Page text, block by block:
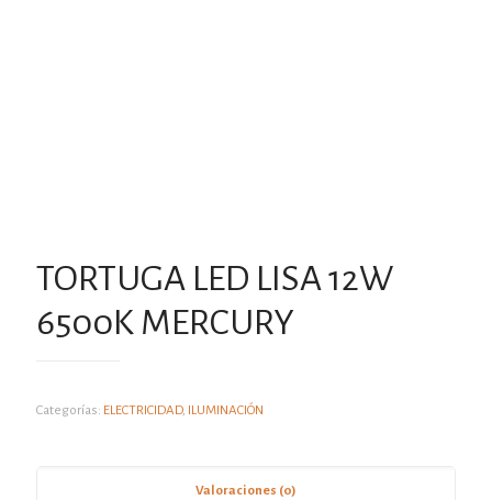
TORTUGA LED LISA 12W
6500K MERCURY
Categorías: ELECTRICIDAD, ILUMINACIÓN
Valoraciones (0)